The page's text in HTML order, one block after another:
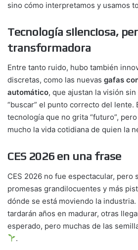
sino cómo interpretamos y usamos
Tecnología silenciosa,
transformadora
Entre tanto ruido, hubo también
discretas, como las nuevas gafas
automático, que ajustan la visión
“buscar” el punto correcto del lente.
tecnología que no grita “futuro”,
mucho la vida cotidiana de quien la
CES 2026 en una frase
CES 2026 no fue espectacular, pero
promesas grandilocuentes y más
dónde se está moviendo la industria.
tardarán años en madurar, otras
esperado, pero muchas de las
.